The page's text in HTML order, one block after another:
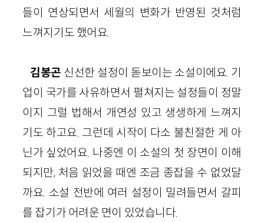
들이 연상되면서 세월의 변화가 반영된 것처럼
느껴지기도 했어요.
김봉곤 신선한 설정이 돋보이는 소설이에요. 기
업이 국가를 사유하면서 펼쳐지는 설정들이 정말
이지 그럴 법해서 개연성 있고 생생하게 느껴지
기도 하고요. 그런데 시작이 다소 불친절한 게 아
닌가 싶었어요. 나중엔 이 소설의 첫 장면이 이해
되지만, 처음 읽었을 때엔 조금 종잡을 수 없었달
까요. 소설 전반에 여러 설정이 밀려들면서 갈피
를 잡기가 어려운 면이 있었습니다.